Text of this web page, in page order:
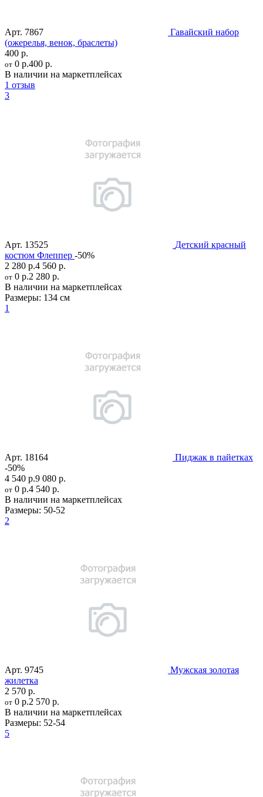
Арт. 7867
Гавайский набор
(ожерелья, венок, браслеты)
400 р.
от 0 р.400 р.
В наличии на маркетплейсах
1 отзыв
3
Арт. 13525
Детский красный
костюм Флеппер -50%
2 280 р.4 560 р.
от 0 р.2 280 р.
В наличии на маркетплейсах
Размеры: 134 см
1
Арт. 18164
Пиджак в пайетках
-50%
4 540 р.9 080 р.
от 0 р.4 540 р.
В наличии на маркетплейсах
Размеры: 50-52
2
Арт. 9745
Мужская золотая
жилетка
2 570 р.
от 0 р.2 570 р.
В наличии на маркетплейсах
Размеры: 52-54
5